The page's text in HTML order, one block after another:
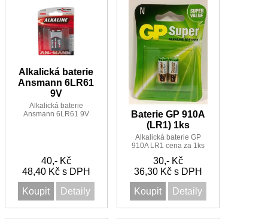
Alkalická baterie
Ansmann 6LR61
9V
Alkalická baterie
Ansmann 6LR61 9V
40,- Kč
48,40 Kč s DPH
Koupit
Detaily
Baterie GP 910A
(LR1) 1ks
Alkalická baterie GP
910A LR1 cena za 1ks
30,- Kč
36,30 Kč s DPH
Koupit
Detaily